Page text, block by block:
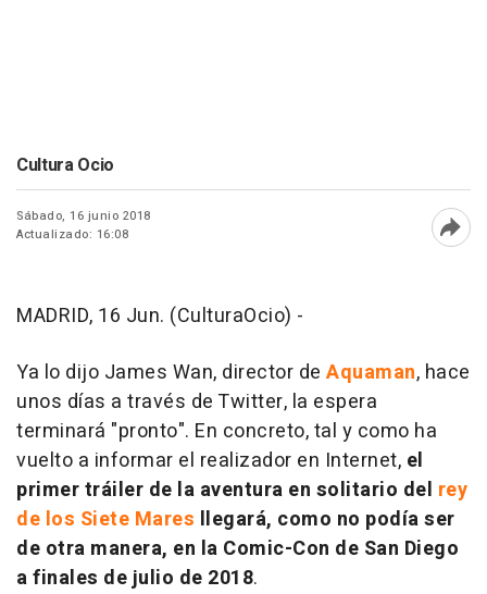
Cultura Ocio
Sábado, 16 junio 2018
Actualizado: 16:08
MADRID, 16 Jun. (CulturaOcio) -
Ya lo dijo James Wan, director de Aquaman, hace
unos días a través de Twitter, la espera
terminará "pronto". En concreto, tal y como ha
vuelto a informar el realizador en Internet, el
primer tráiler de la aventura en solitario del rey
de los Siete Mares llegará, como no podía ser
de otra manera, en la Comic-Con de San Diego
a finales de julio de 2018.